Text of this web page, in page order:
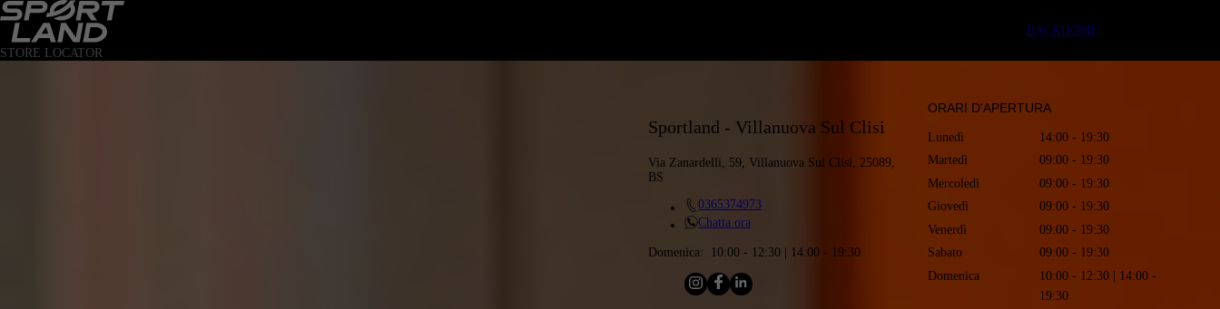
STORE LOCATOR
BACKHOME
Sportland - Villanuova Sul Clisi
Via Zanardelli, 59, Villanuova Sul Clisi, 25089,
BS
0365374973
Chatta ora
Domenica: 10:00 - 12:30 | 14:00 - 19:30
ORARI D'APERTURA
Lunedì
14:00 - 19:30
Martedì
09:00 - 19:30
Mercoledì
09:00 - 19:30
Giovedì
09:00 - 19:30
Venerdì
09:00 - 19:30
Sabato
09:00 - 19:30
Domenica
10:00 - 12:30 | 14:00 -
19:30